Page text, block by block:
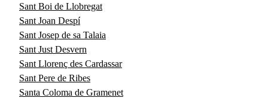
Sant Boi de Llobregat
Sant Joan Despí
Sant Josep de sa Talaia
Sant Just Desvern
Sant Llorenç des Cardassar
Sant Pere de Ribes
Santa Coloma de Gramenet